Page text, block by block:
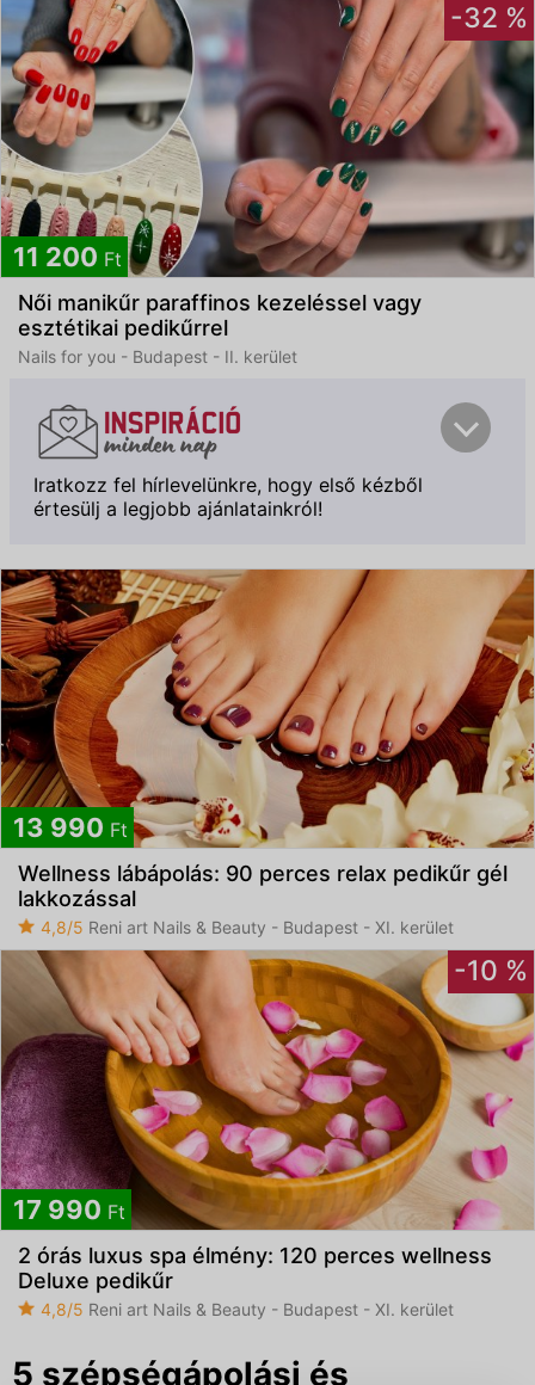
-32 %
11 200 Ft
Női manikűr paraffinos kezeléssel vagy
esztétikai pedikűrrel
Nails for you - Budapest - II. kerület
Iratkozz fel hírlevelünkre, hogy első kézből
értesülj a legjobb ajánlatainkról!
Feliratkozom
Elfogadom azÁSZF-et és az Adatvédelmi
13 990 Ft
Wellness lábápolás: 90 perces relax pedikűr gél
lakkozással
4,8/5 Reni art Nails & Beauty - Budapest - XI. kerület
-10 %
17 990 Ft
2 órás luxus spa élmény: 120 perces wellness
Deluxe pedikűr
4,8/5 Reni art Nails & Beauty - Budapest - XI. kerület
5 szépségápolási és